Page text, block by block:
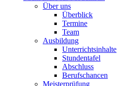
Über uns
Überblick
Termine
Team
Ausbildung
Unterrichtsinhalte
Stundentafel
Abschluss
Berufschancen
Meisterprüfung